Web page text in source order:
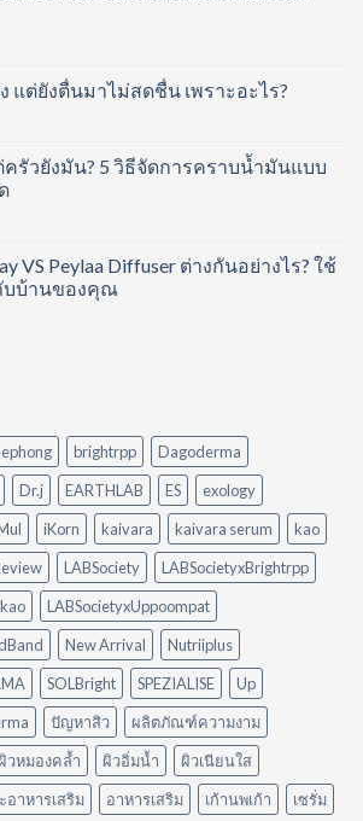
แต่ยังตื่นมาไม่สดชื่น เพราะอะไร?
รัวยังมัน? 5 วิธีจัดการคราบน้ำมันแบบ
VS Peylaa Diffuser ต่างกันอย่างไร? ใช้
บบ้านของคุณ
brightrpp
Dagoderma
Dr.j EARTHLAB ES
exology
iKorn kaivara kaivara serum
kao
LABSociety
LABSocietyxBrightrpp
LABSocietyxUppoompat
New Arrival
Nutriiplus
SOLBright SPEZIALISE
Up
ปัญหาสิว
ผลิตภัณฑ์ความงาม
วหมองคล้ำ ผิวอิ่มน้ำ
ผิวเนียนใส
าหารเสริม อาหารเสริม เก้านพเก้า
เซรั่ม